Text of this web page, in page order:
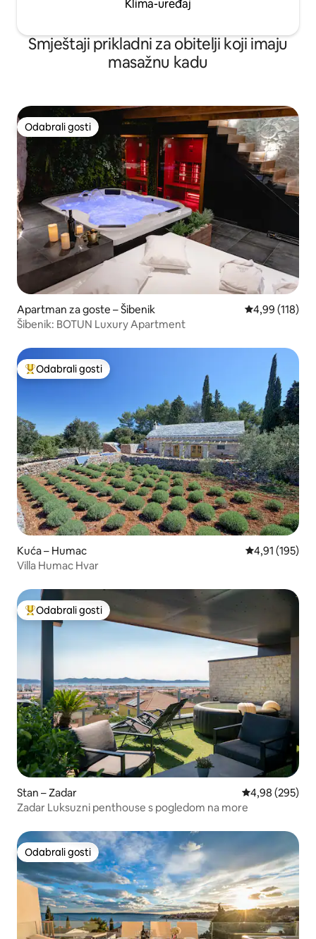
Klima-uređaj
Smještaji prikladni za obitelji koji imaju
masažnu kadu
Odabrali gosti
Odabrali gosti
Apartman za goste – Šibenik Prosječna
4,99 (118)
Šibenik: BOTUN Luxury Apartment
Među najviše rangiranima s oznakom „Odabrali gosti”
Odabrali gosti
Kuća – Humac Prosječna
4,91 (195)
Villa Humac Hvar
Među najviše rangiranima s oznakom „Odabrali gosti”
Odabrali gosti
Stan – Zadar Prosječna
4,98 (295)
Zadar Luksuzni penthouse s pogledom na more
Odabrali gosti
Odabrali gosti